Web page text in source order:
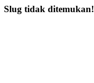
Slug tidak ditemukan!